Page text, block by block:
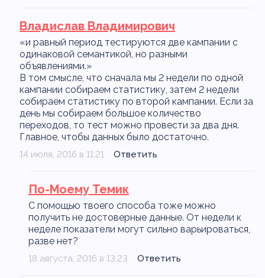
Владислав Владимирович
«и равный период тестируются две кампании с
одинаковой семантикой, но разными
объявлениями.»
В том смысле, что сначала мы 2 недели по одной
кампании собираем статистику, затем 2 недели
собираем статистику по второй кампании. Если за
день мы собираем большое количество
переходов, то тест можно провести за два дня.
Главное, чтобы данных было достаточно.
14 июля, 2016 в 11:21 Ответить
По-Моему Темик
С помощью твоего способа тоже можно
получить не достоверные данные. От недели к
неделе показатели могут сильно варьироваться,
разве нет?
18 августа, 2016 в 13:23 Ответить